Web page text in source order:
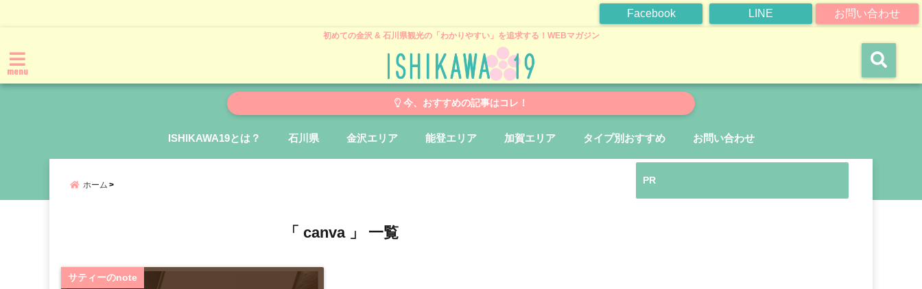
お問い合わせ
LINE
Facebook
初めての金沢 & 石川県観光の「わかりやすい」を追求する！WEBマガジン
menu
今、おすすめの記事はコレ！
ISHIKAWA19とは？ 石川県 金沢エリア 能登エリア 加賀エリア タイプ別おすすめ お問い合わせ
ホーム
「 canva 」 一覧
サティーのnote
PR